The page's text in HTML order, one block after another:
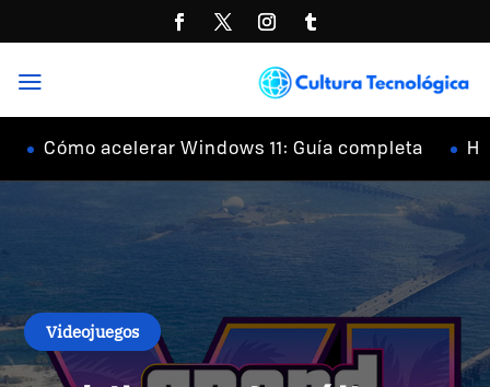
a
acelerar Windows 11: Guía completa Hi-Res
Videojuegos